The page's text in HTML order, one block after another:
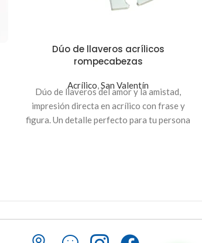
Dúo de llaveros acrílicos
rompecabezas
Acrílico,San Valentín
Dúo de llaveros del amor y la amistad,
impresión directa en acrílico con frase y
figura. Un detalle perfecto para tu persona